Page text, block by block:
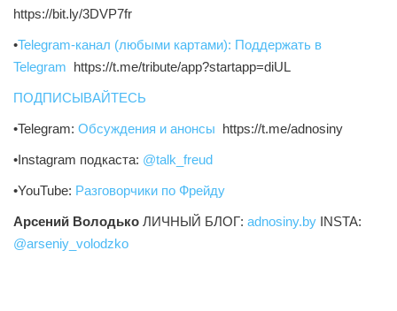
https://bit.ly/3DVP7fr
•Telegram-канал (любыми картами): Поддержать в
Telegram https://t.me/tribute/app?startapp=diUL
ПОДПИСЫВАЙТЕСЬ
•Telegram: Обсуждения и анонсы https://t.me/adnosiny
•Instagram подкаста: @talk_freud
•YouTube: Разговорчики по Фрейду
Арсений Володько ЛИЧНЫЙ БЛОГ: adnosiny.by INSTA:
@arseniy_volodzko